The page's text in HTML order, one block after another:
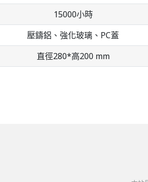
15000小時
壓鑄鋁、強化玻璃、PC蓋
直徑280*高200 mm